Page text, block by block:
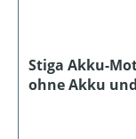
Stiga Akku-
ohne Akku